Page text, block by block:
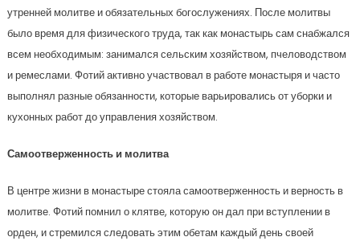
утренней молитве и обязательных богослужениях. После молитвы
было время для физического труда, так как монастырь сам снабжался
всем необходимым: занимался сельским хозяйством, пчеловодством
и ремеслами. Фотий активно участвовал в работе монастыря и часто
выполнял разные обязанности, которые варьировались от уборки и
кухонных работ до управления хозяйством.
Самоотверженность и молитва
В центре жизни в монастыре стояла самоотверженность и верность в
молитве. Фотий помнил о клятве, которую он дал при вступлении в
орден, и стремился следовать этим обетам каждый день своей